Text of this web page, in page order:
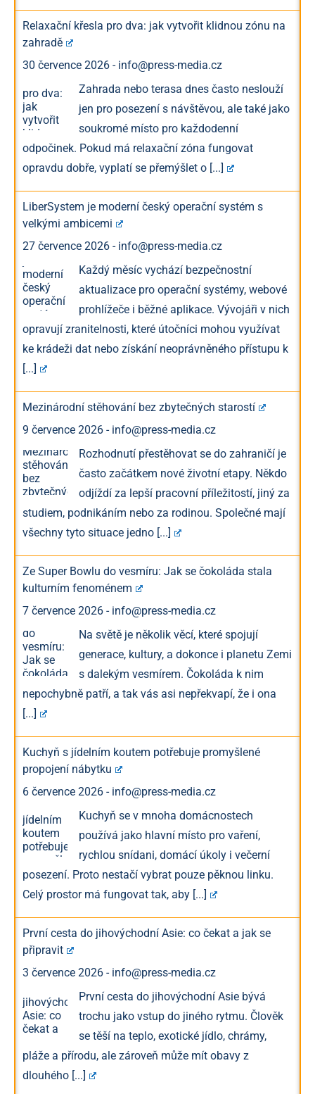
Relaxační křesla pro dva: jak vytvořit klidnou zónu na
zahradě
30 července 2026 - info@press-media.cz
Zahrada nebo terasa dnes často neslouží
jen pro posezení s návštěvou, ale také jako
soukromé místo pro každodenní
odpočinek. Pokud má relaxační zóna fungovat
opravdu dobře, vyplatí se přemýšlet o [...]
LiberSystem je moderní český operační systém s
velkými ambicemi
27 července 2026 - info@press-media.cz
Každý měsíc vychází bezpečnostní
aktualizace pro operační systémy, webové
prohlížeče i běžné aplikace. Vývojáři v nich
opravují zranitelnosti, které útočníci mohou využívat
ke krádeži dat nebo získání neoprávněného přístupu k
[...]
Mezinárodní stěhování bez zbytečných starostí
9 července 2026 - info@press-media.cz
Rozhodnutí přestěhovat se do zahraničí je
často začátkem nové životní etapy. Někdo
odjíždí za lepší pracovní příležitostí, jiný za
studiem, podnikáním nebo za rodinou. Společné mají
všechny tyto situace jedno [...]
Ze Super Bowlu do vesmíru: Jak se čokoláda stala
kulturním fenoménem
7 července 2026 - info@press-media.cz
Na světě je několik věcí, které spojují
generace, kultury, a dokonce i planetu Zemi
s dalekým vesmírem. Čokoláda k nim
nepochybně patří, a tak vás asi nepřekvapí, že i ona
[...]
Kuchyň s jídelním koutem potřebuje promyšlené
propojení nábytku
6 července 2026 - info@press-media.cz
Kuchyň se v mnoha domácnostech
používá jako hlavní místo pro vaření,
rychlou snídani, domácí úkoly i večerní
posezení. Proto nestačí vybrat pouze pěknou linku.
Celý prostor má fungovat tak, aby [...]
První cesta do jihovýchodní Asie: co čekat a jak se
připravit
3 července 2026 - info@press-media.cz
První cesta do jihovýchodní Asie bývá
trochu jako vstup do jiného rytmu. Člověk
se těší na teplo, exotické jídlo, chrámy,
pláže a přírodu, ale zároveň může mít obavy z
dlouhého [...]